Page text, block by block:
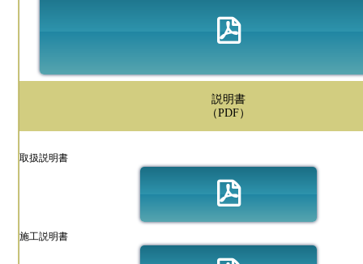
説明書
（PDF）
取扱説明書
施工説明書